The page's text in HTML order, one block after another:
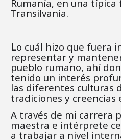
Rumanía, en una
Transilvania.
Lo cuál hizo que fuera
representar y
pueblo rumano, ahí
tenido un interés
las diferentes culturas
tradiciones y creencias
A través de mi carrera
maestra e intérprete
a trabajar a nivel